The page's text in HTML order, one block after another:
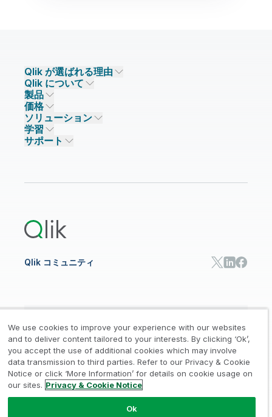
Qlik が選ばれる理由
Qlik が選ばれる理由
信頼とセキュリティ
信頼とプライバシー
信頼と AI
主なテクノロジーパートナー
データソースとターゲット
Qlik について
企業情報
採用情報
ニュースルーム
事業所 / 連絡先
製品
データ統合とデータ品質
Qlik Talend
Qlik Talend Cloud
Talend Data Fabric
価格
データ統合
データ分析
AI / 機械学習
ソリューション
ソリューションパートナー
パートナー検索
学習
イベント
サポート
Qlik コミュニティ
法的規約 / プライバシーとクッキー通知 / 商標 /
Trust / 利用規約 / 個人情報取り扱い申請
© 1993-2026 QlikTech International
We use cookies to improve your experience with our websites
and to deliver content tailored to your interests. By clicking ‘Ok’,
you accept the use of additional cookies which may involve
data transmission to third parties. Refer to our Privacy & Cookie
Notice or click ‘More Information’ for details on cookie usage on
our sites. Privacy & Cookie Notice
Ok